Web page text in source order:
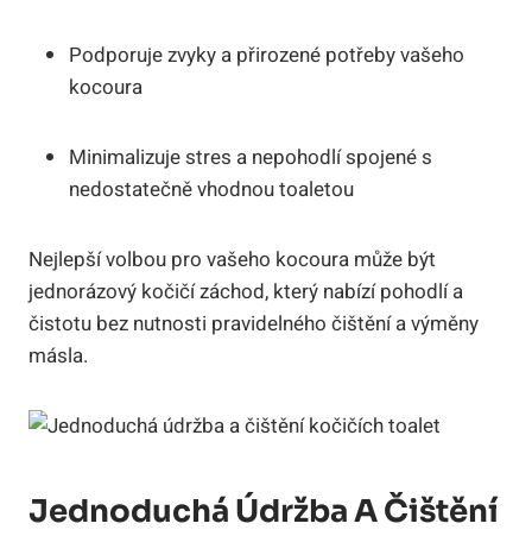
Podporuje zvyky a přirozené potřeby vašeho
kocoura
Minimalizuje stres a nepohodlí spojené s
nedostatečně vhodnou toaletou
Nejlepší volbou pro vašeho kocoura může být
jednorázový kočičí záchod, který nabízí pohodlí a
čistotu bez nutnosti pravidelného čištění a výměny
másla.
Jednoduchá Údržba A Čištění